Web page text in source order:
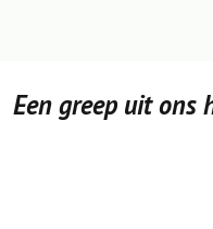
Een greep uit ons